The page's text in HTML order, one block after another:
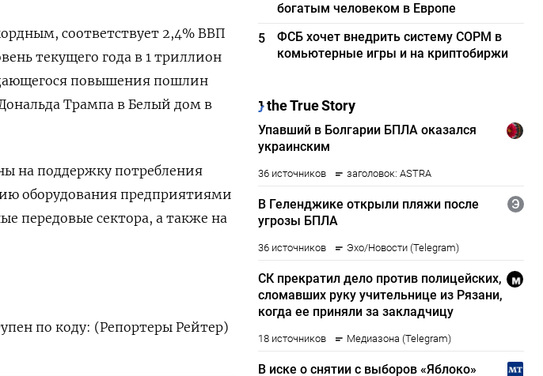
соответствует 2,4% ВВП
текущего года в 1 триллион
повышения пошлин
Трампа в Белый дом в
на поддержку потребления
оборудования предприятиями
передовые сектора, а также на
по коду: (Репортеры Рейтер)
богатым человеком в Европе
5
ФСБ хочет внедрить систему СОРМ в
комьютерные игры и на криптобиржи